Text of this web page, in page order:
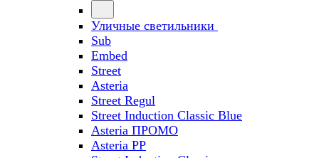
Уличные светильники
Sub
Embed
Street
Asteria
Street Regul
Street Induction Classic Blue
Asteria ПРОМО
Asteria PP